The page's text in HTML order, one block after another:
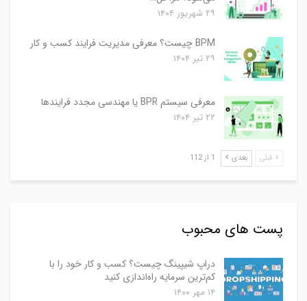
۲۹ شهریور ۱۴۰۴
BPM چیست؟ معرفی مدیریت فرایند کسب و کار
۲۹ تیر ۱۴۰۴
معرفی سیستم BPR یا مهندسی مجدد فرایندها
۲۲ تیر ۱۴۰۴
قبلی بعدی 1 از 112
پست های محبوب
دراپ شیپینگ چیست؟ کسب و کار خود را با
کم‌ترین سرمایه راه‌اندازی کنید
۱۴ مهر ۱۴۰۰